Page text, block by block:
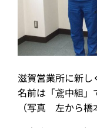
滋賀営業所に新し
名前は「鳶中組」
（写真 左から橋